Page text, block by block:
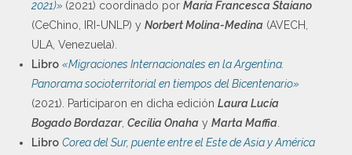
2021)» (2021) coordinado por María Francesca Staiano
(CeChino, IRI-UNLP) y Norbert Molina-Medina (AVECH,
ULA, Venezuela).
Libro «Migraciones Internacionales en la Argentina.
Panorama socioterritorial en tiempos del Bicentenario»
(2021). Participaron en dicha edición Laura Lucía
Bogado Bordazar, Cecilia Onaha y Marta Maffia.
Libro Corea del Sur, puente entre el Este de Asia y América